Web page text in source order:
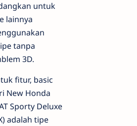
untuk
lainnya
tanpa
3D.
fitur, basic
New Honda
Sporty Deluxe
adalah tipe